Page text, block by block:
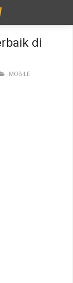
di
MOBILE